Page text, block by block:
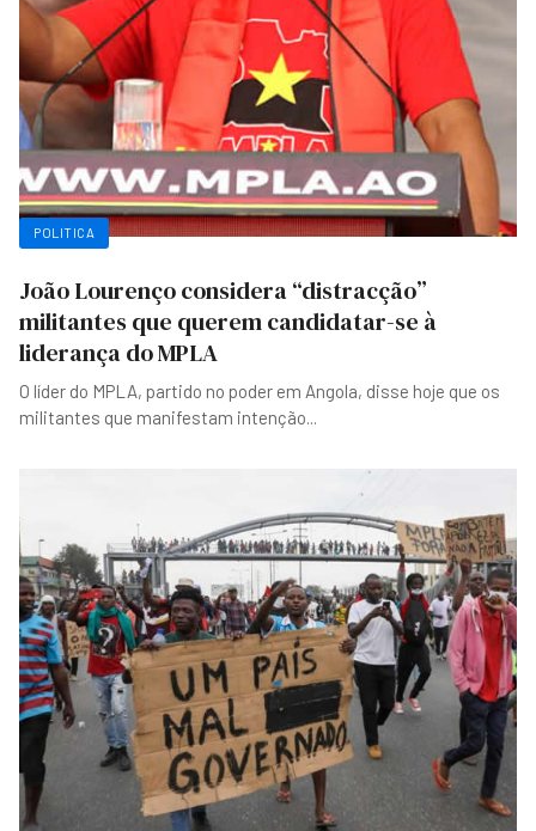
POLITICA
João Lourenço considera “distracção”
militantes que querem candidatar-se à
liderança do MPLA
O líder do MPLA, partido no poder em Angola, disse hoje que os
militantes que manifestam intenção...